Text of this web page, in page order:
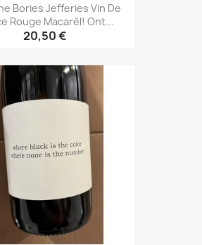
Bories Jefferies Vin De
Rouge Macarèl! Ont...
20,50 €